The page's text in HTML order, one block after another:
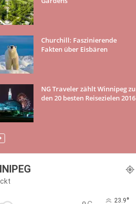
Churchill: Faszinierende
Fakten über Eisbären
NG Traveler zählt Winnipeg zu
den 20 besten Reisezielen 2016
23.9°